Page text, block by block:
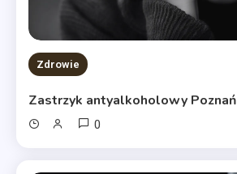
Zdrowie
Zastrzyk antyalkoholowy Poznań
0